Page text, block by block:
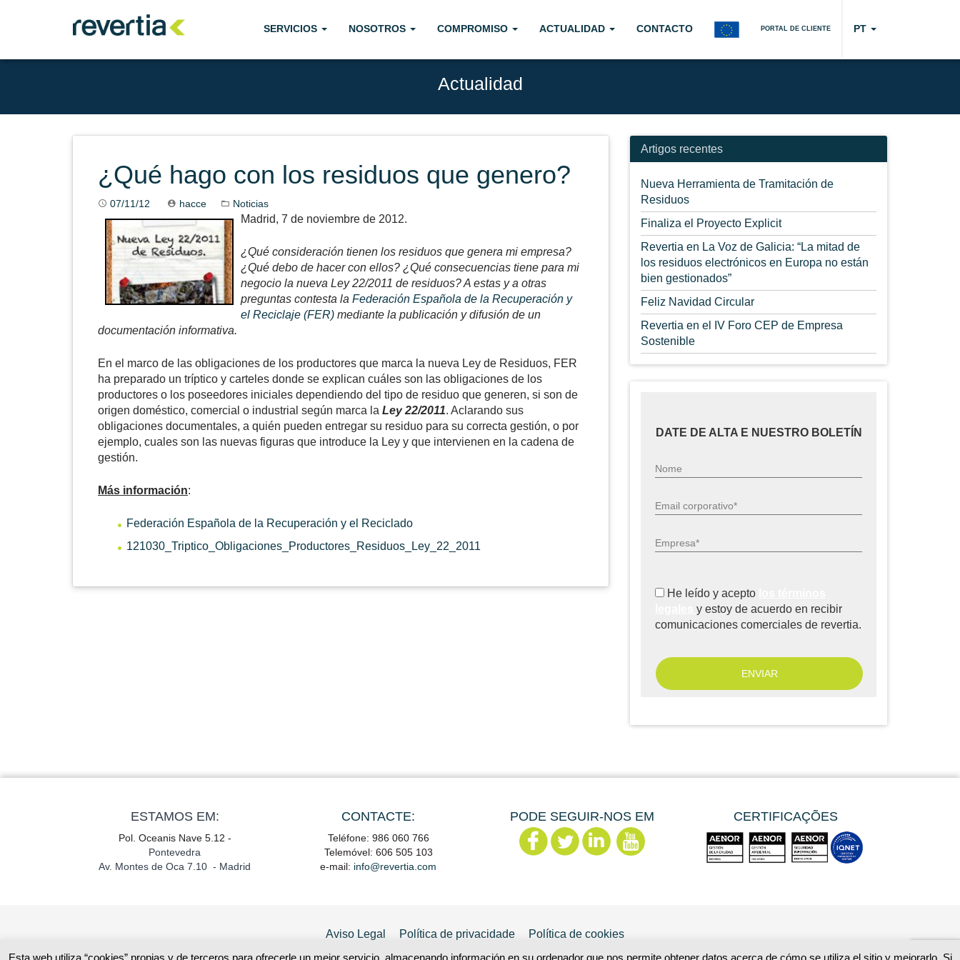
SERVICIOS NOSOTROS COMPROMISO ACTUALIDAD CONTACTO PORTAL DE CLIENTE PT
Actualidad
¿Qué hago con los residuos que genero?
07/11/12 hacce Noticias
Madrid, 7 de noviembre de 2012.
¿Qué consideración tienen los residuos que genera mi empresa?
¿Qué debo de hacer con ellos? ¿Qué consecuencias tiene para mi
negocio la nueva Ley 22/2011 de residuos? A estas y a otras
preguntas contesta la Federación Española de la Recuperación y
el Reciclaje (FER) mediante la publicación y difusión de un
documentación informativa.
En el marco de las obligaciones de los productores que marca la nueva Ley de Residuos, FER
ha preparado un tríptico y carteles donde se explican cuáles son las obligaciones de los
productores o los poseedores iniciales dependiendo del tipo de residuo que generen, si son de
origen doméstico, comercial o industrial según marca la Ley 22/2011. Aclarando sus
obligaciones documentales, a quién pueden entregar su residuo para su correcta gestión, o por
ejemplo, cuales son las nuevas figuras que introduce la Ley y que intervienen en la cadena de
gestión.
Más información:
Federación Española de la Recuperación y el Reciclado
121030_Triptico_Obligaciones_Productores_Residuos_Ley_22_2011
Artigos recentes
Nueva Herramienta de Tramitación de
Residuos
Finaliza el Proyecto Explicit
Revertia en La Voz de Galicia: “La mitad de
los residuos electrónicos en Europa no están
bien gestionados”
Feliz Navidad Circular
Revertia en el IV Foro CEP de Empresa
Sostenible
DATE DE ALTA E NUESTRO BOLETÍN
Nome
Email corporativo*
Empresa*
He leído y acepto
y estoy de acuerdo en recibir
comunicaciones comerciales de revertia.
ESTAMOS EM:
Pol. Oceanis Nave 5.12 -
Pontevedra
Av. Montes de Oca 7.10 - Madrid
CONTACTE:
Teléfone: 986 060 766
Telemóvel: 606 505 103
e-mail: info@revertia.com
PODE SEGUIR-NOS EM CERTIFICAÇÕES
Aviso Legal Política de privacidade
Política de cookies
Esta web utiliza “cookies” propias y de terceros para ofrecerle un mejor servicio, almacenando información en su ordenador que nos permite obtener datos acerca de cómo se utiliza el sitio y mejorarlo. Si